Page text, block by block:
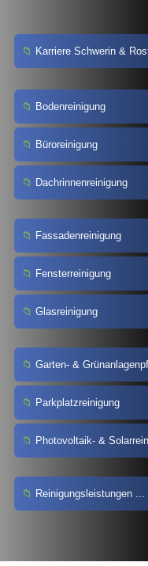
Karriere Schwerin &
Bodenreinigung
Büroreinigung
Dachrinnenreinigung
Fassadenreinigung
Fensterreinigung
Glasreinigung
Garten- &
Parkplatzreinigung
Photovoltaik- &
Reinigungsleistungen ...